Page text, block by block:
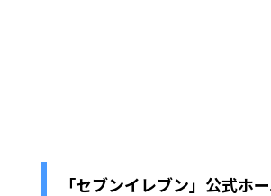
「セブンイレブン」公式ホ